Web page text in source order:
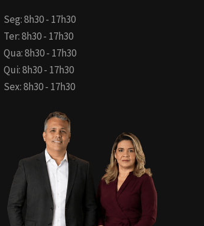
Seg: 8h30 - 17h30
Ter: 8h30 - 17h30
Qua: 8h30 - 17h30
Qui: 8h30 - 17h30
Sex: 8h30 - 17h30